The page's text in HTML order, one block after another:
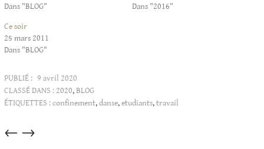
Dans "BLOG"
Dans "2016"
Ce soir
25 mars 2011
Dans "BLOG"
PUBLIÉ : 9 avril 2020
CLASSÉ DANS : 2020,BLOG
ÉTIQUETTES :confinement,danse,etudiants,travail
Articles
→
←